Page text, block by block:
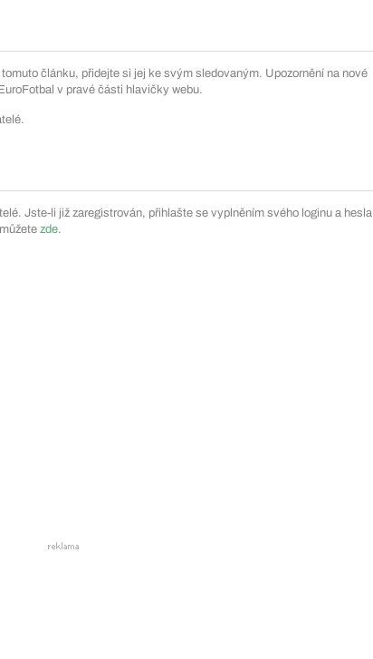
článku, přidejte si jej ke svým sledovaným. Upozornění na nové
v pravé části hlavičky webu.
Jste-li již zaregistrován, přihlašte se vyplněním svého loginu a hesla
zde.